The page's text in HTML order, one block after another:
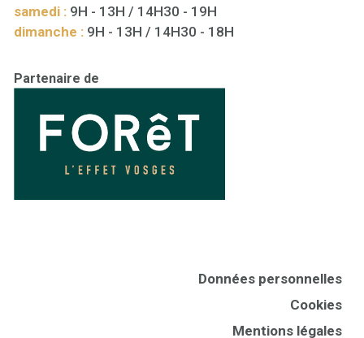
samedi : 9H - 13H / 14H30 - 19H
dimanche : 9H - 13H / 14H30 - 18H
Partenaire de
Données personnelles
Cookies
Mentions légales